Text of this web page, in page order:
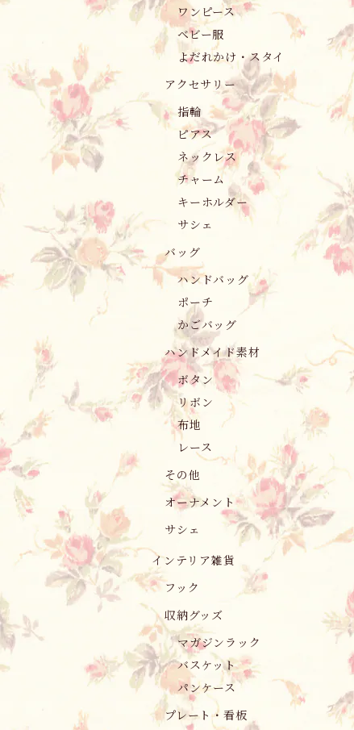
ワンピース
ベビー服
よだれかけ・スタイ
アクセサリー
指輪
ピアス
ネックレス
チャーム
キーホルダー
サシェ
バッグ
ハンドバッグ
ポーチ
かごバッグ
ハンドメイド素材
ボタン
リボン
布地
レース
その他
オーナメント
サシェ
インテリア雑貨
フック
収納グッズ
マガジンラック
バスケット
パンケース
プレート・看板